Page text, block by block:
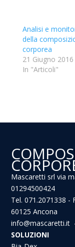
Analisi e
della
corporea
21 Giugno 2016
In "Articoli"
Mascaretti srl via
01294500424
Tel. 071.2071338 -
60125 Ancona
info@mascaretti.it
SOLUZIONI